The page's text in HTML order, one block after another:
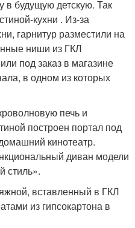
в будущую детскую. Так
кухни . Из-за
гарнитур разместили на
ниши из ГКЛ
под заказ в магазине
в одном из которых
печь и
построен портал под
кинотеатр.
диван модели
стиль».
вставленный в ГКЛ
из гипсокартона в